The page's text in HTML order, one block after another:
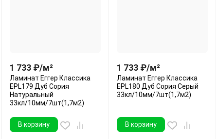
1 733 ₽/м²
Ламинат Еггер Классика
EPL179 Дуб Сория
Натуральный
33кл/10мм/7шт(1,7м2)
В корзину
1 733 ₽/м²
Ламинат Еггер Классика
EPL180 Дуб Сория Серый
33кл/10мм/7шт(1,7м2)
В корзину